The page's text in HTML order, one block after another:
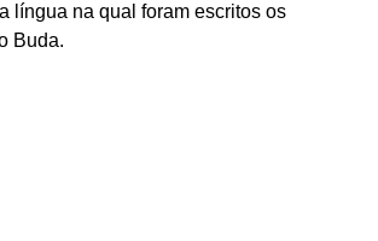
língua na qual foram escritos os
Buda.